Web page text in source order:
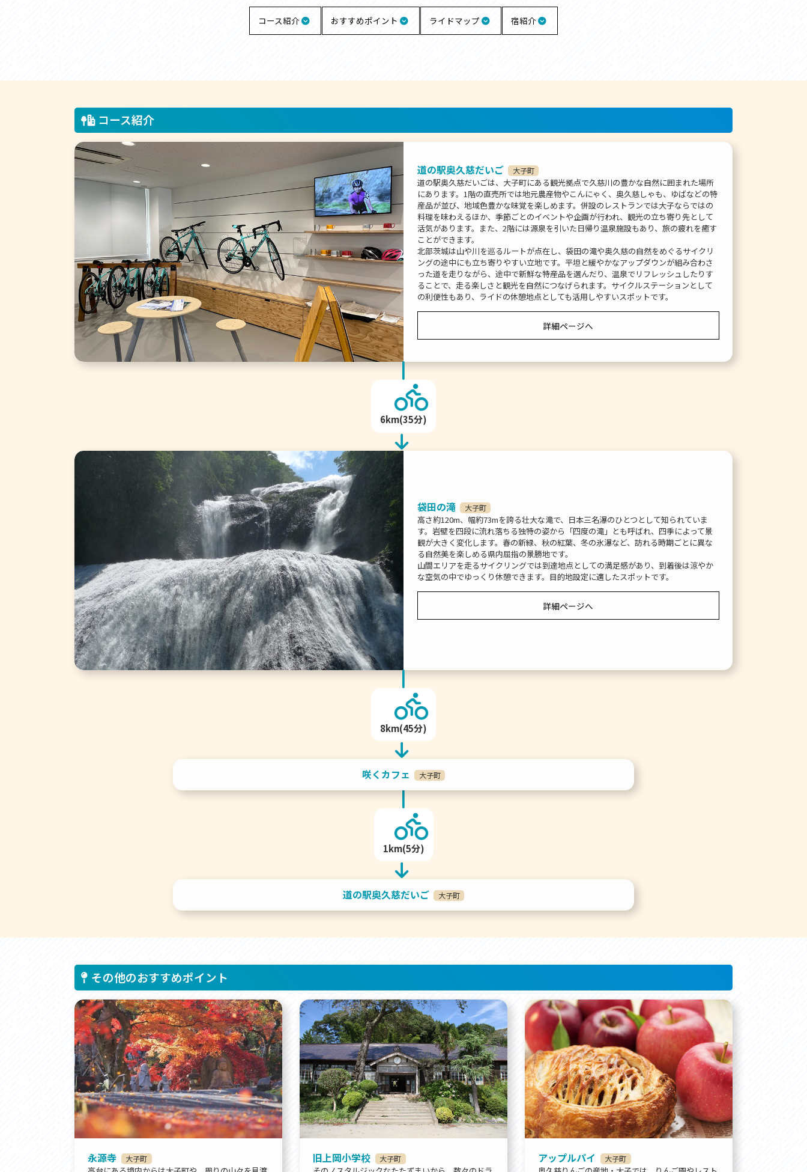
コース紹介 おすすめポイント ライドマップ 宿紹介
コース紹介
道の駅奥久慈だいご 大子町
道の駅奥久慈だいごは、大子町にある観光拠点で久慈川の豊かな自然に囲まれた場所
にあります。1階の直売所では地元農産物やこんにゃく、奥久慈しゃも、ゆばなどの特
産品が並び、地域色豊かな味覚を楽しめます。併設のレストランでは大子ならではの
料理を味わえるほか、季節ごとのイベントや企画が行われ、観光の立ち寄り先として
活気があります。また、2階には源泉を引いた日帰り温泉施設もあり、旅の疲れを癒す
ことができます。
北部茨城は山や川を巡るルートが点在し、袋田の滝や奥久慈の自然をめぐるサイクリ
ングの途中にも立ち寄りやすい立地です。平坦と緩やかなアップダウンが組み合わさ
った道を走りながら、途中で新鮮な特産品を選んだり、温泉でリフレッシュしたりす
ることで、走る楽しさと観光を自然につなげられます。サイクルステーションとして
の利便性もあり、ライドの休憩地点としても活用しやすいスポットです。
詳細ページへ
6km(35分)
袋田の滝 大子町
高さ約120m、幅約73mを誇る壮大な滝で、日本三名瀑のひとつとして知られていま
す。岩壁を四段に流れ落ちる独特の姿から「四度の滝」とも呼ばれ、四季によって景
観が大きく変化します。春の新緑、秋の紅葉、冬の氷瀑など、訪れる時期ごとに異な
る自然美を楽しめる県内屈指の景勝地です。
山間エリアを走るサイクリングでは到達地点としての満足感があり、到着後は涼やか
な空気の中でゆっくり休憩できます。目的地設定に適したスポットです。
詳細ページへ
8km(45分)
咲くカフェ 大子町
1km(5分)
道の駅奥久慈だいご 大子町
その他のおすすめポイント
永源寺 大子町 旧上岡小学校 大子町 アップルパイ 大子町